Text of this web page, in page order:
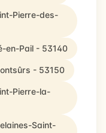
Pierre-des-
en-Pail - 53140
- 53150
Pierre-la-
Saint-